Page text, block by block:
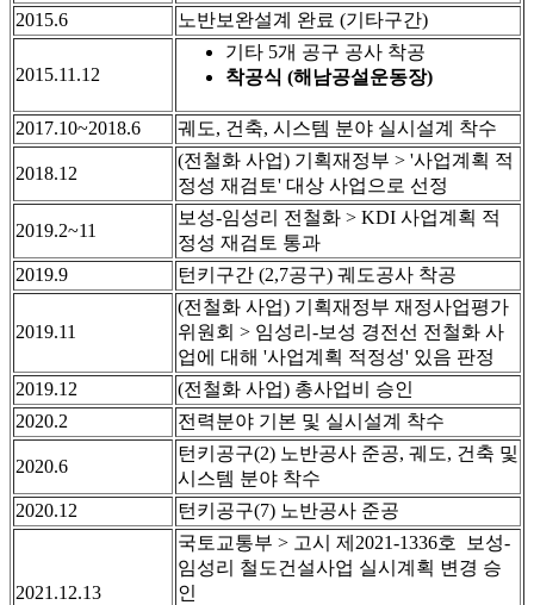
2015.6
노반보완설계 완료 (기타구간)
2015.11.12
기타 5개 공구 공사 착공
착공식 (해남공설운동장)
2017.10~2018.6 궤도, 건축, 시스템 분야 실시설계 착수
2018.12
(전철화 사업) 기획재정부 > '사업계획 적
정성 재검토' 대상 사업으로 선정
2019.2~11
보성-임성리 전철화 > KDI 사업계획 적
정성 재검토 통과
2019.9
턴키구간 (2,7공구) 궤도공사 착공
2019.11
(전철화 사업) 기획재정부 재정사업평가
위원회 > 임성리-보성 경전선 전철화 사
업에 대해 '사업계획 적정성' 있음 판정
2019.12
(전철화 사업) 총사업비 승인
2020.2
전력분야 기본 및 실시설계 착수
2020.6
턴키공구(2) 노반공사 준공, 궤도, 건축 및
시스템 분야 착수
2020.12
턴키공구(7) 노반공사 준공
2021.12.13
국토교통부 > 고시 제2021-1336호 보성-
임성리 철도건설사업 실시계획 변경 승
인